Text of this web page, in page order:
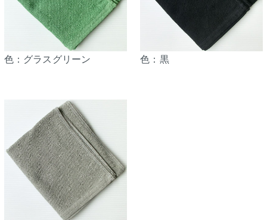
色：グラスグリーン 色：黒